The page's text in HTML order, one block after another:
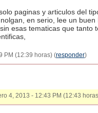
paginas y articulos del
en serio, lee un buen
esas tematicas que tanto
PM (12:39 horas) (responder)
4, 2013 - 12:43 PM (12:43